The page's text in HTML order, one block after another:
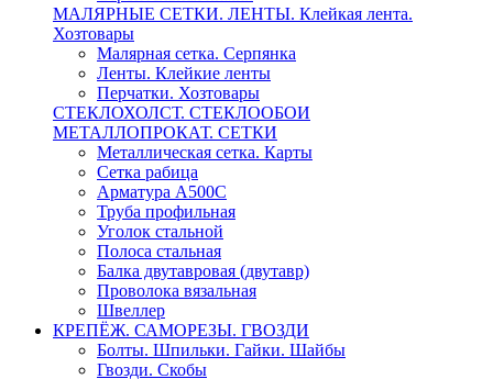
МАЛЯРНЫЕ СЕТКИ. ЛЕНТЫ. Клейкая лента.
Хозтовары
Малярная сетка. Серпянка
Ленты. Клейкие ленты
Перчатки. Хозтовары
СТЕКЛОХОЛСТ. СТЕКЛООБОИ
МЕТАЛЛОПРОКАТ. СЕТКИ
Металлическая сетка. Карты
Сетка рабица
Арматура А500С
Труба профильная
Уголок стальной
Полоса стальная
Балка двутавровая (двутавр)
Проволока вязальная
Швеллер
КРЕПЁЖ. САМОРЕЗЫ. ГВОЗДИ
Болты. Шпильки. Гайки. Шайбы
Гвозди. Скобы